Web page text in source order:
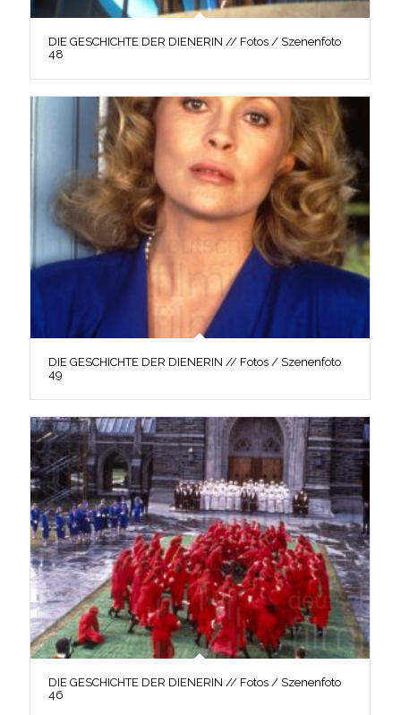
DIE GESCHICHTE DER DIENERIN // Fotos / Szenenfoto
48
DIE GESCHICHTE DER DIENERIN // Fotos / Szenenfoto
49
DIE GESCHICHTE DER DIENERIN // Fotos / Szenenfoto
46